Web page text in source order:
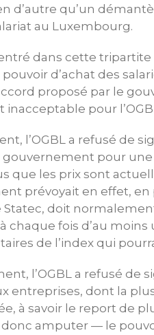
d’autre qu’un
au Luxembourg.
entré dans cette
d’achat des
proposé par le
pour
l’OGBL a refusé de
pour une
que les prix sont
prévoyait en effet,
Statec, doit
chaque fois d’au
de l’index qui
l’OGBL a refusé de
entreprises, dont la
à savoir le report de
amputer — le